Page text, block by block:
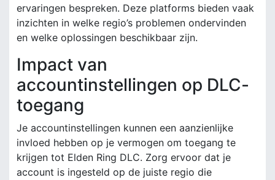
ervaringen bespreken. Deze platforms bieden vaak
inzichten in welke regio’s problemen ondervinden
en welke oplossingen beschikbaar zijn.
Impact van
accountinstellingen op DLC-
toegang
Je accountinstellingen kunnen een aanzienlijke
invloed hebben op je vermogen om toegang te
krijgen tot Elden Ring DLC. Zorg ervoor dat je
account is ingesteld op de juiste regio die